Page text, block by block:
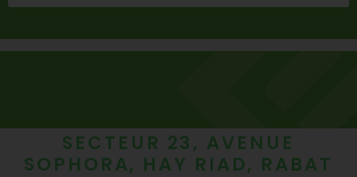
SECTEUR 23, AVENUE
SOPHORA, HAY RIAD, RABAT